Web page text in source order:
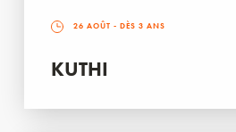
26 AOÛT - DÈS 3 ANS
KUTHI